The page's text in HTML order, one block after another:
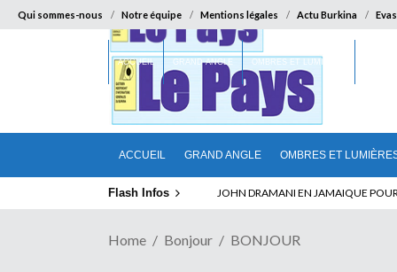
Qui sommes-nous Notre équipe Mentions légales Actu Burkina
ACCUEIL GRAND ANGLE OMBRES ET
ACCUEIL GRAND ANGLE OMBRES ET LUMIÈRES
Flash Infos JOHN DRAMANI EN JAMAIQUE
ELECTION DE TALON A LA TETE
Home Bonjour BONJOUR